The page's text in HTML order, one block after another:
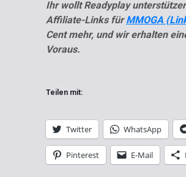
Ihr wollt Readyplay
Affiliate-Links fürMMOGA
Cent mehr, und wir erhalten
Voraus.
Teilen mit:
Twitter WhatsApp
Pinterest E-Mail